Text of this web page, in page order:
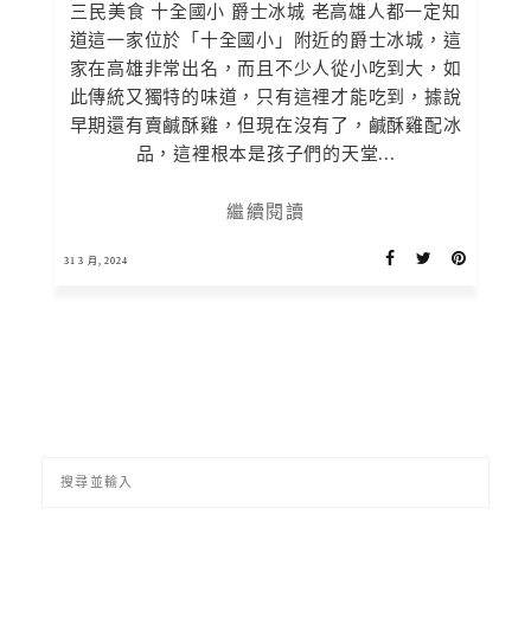
三民美食 十全國小 爵士冰城 老高雄人都一定知
道這一家位於「十全國小」附近的爵士冰城，這
家在高雄非常出名，而且不少人從小吃到大，如
此傳統又獨特的味道，只有這裡才能吃到，據說
早期還有賣鹹酥雞，但現在沒有了，鹹酥雞配冰
品，這裡根本是孩子們的天堂...
繼續閱讀
31 3 月, 2024